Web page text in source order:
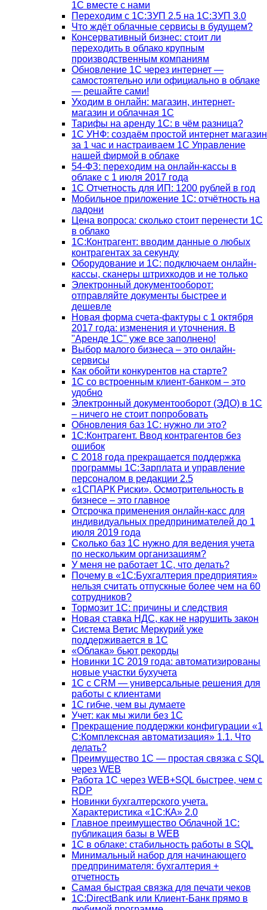
1С вместе с нами
Переходим с 1С:ЗУП 2.5 на 1С:ЗУП 3.0
Что ждёт облачные сервисы в будущем?
Консервативный бизнес: стоит ли
переходить в облако крупным
производственным компаниям
Обновление 1С через интернет —
самостоятельно или официально в облаке
— решайте сами!
Уходим в онлайн: магазин, интернет-
магазин и облачная 1С
Тарифы на аренду 1С: в чём разница?
1С УНФ: создаём простой интернет магазин
за 1 час и настраиваем 1С Управление
нашей фирмой в облаке
54-ФЗ: переходим на онлайн-кассы в
облаке с 1 июля 2017 года
1С Отчетность для ИП: 1200 рублей в год
Мобильное приложение 1С: отчётность на
ладони
Цена вопроса: сколько стоит перенести 1С
в облако
1С:Контрагент: вводим данные о любых
контрагентах за секунду
Оборудование и 1С: подключаем онлайн-
кассы, сканеры штрихкодов и не только
Электронный документооборот:
отправляйте документы быстрее и
дешевле
Новая форма счета-фактуры с 1 октября
2017 года: изменения и уточнения. В
"Аренде 1С" уже все заполнено!
Выбор малого бизнеса – это онлайн-
сервисы
Как обойти конкурентов на старте?
1C со встроенным клиент-банком – это
удобно
Электронный документооборот (ЭДО) в 1С
– ничего не стоит попробовать
Обновления баз 1С: нужно ли это?
1С:Контрагент. Ввод контрагентов без
ошибок
С 2018 года прекращается поддержка
программы 1С:Зарплата и управление
персоналом в редакции 2.5
«1СПАРК Риски». Осмотрительность в
бизнесе – это главное
Отсрочка применения онлайн-касс для
индивидуальных предпринимателей до 1
июля 2019 года
Сколько баз 1C нужно для ведения учета
по нескольким организациям?
У меня не работает 1С, что делать?
Почему в «1С:Бухгалтерия предприятия»
нельзя считать отпускные более чем на 60
сотрудников?
Тормозит 1C: причины и следствия
Новая ставка НДС, как не нарушить закон
Система Ветис Меркурий уже
поддерживается в 1С
«Облака» бьют рекорды
Новинки 1С 2019 года: автоматизированы
новые участки бухучета
1С с CRM — универсальные решения для
работы с клиентами
1С гибче, чем вы думаете
Учет: как мы жили без 1С
Прекращение поддержки конфигурации «1
С:Комплексная автоматизация» 1.1. Что
делать?
Преимущество 1С — простая связка с SQL
через WEB
Работа 1С через WEB+SQL быстрее, чем с
RDP
Новинки бухгалтерского учета.
Характеристика «1С:КА» 2.0
Главное преимущество Облачной 1С:
публикация базы в WEB
1С в облаке: стабильность работы в SQL
Минимальный набор для начинающего
предпринимателя: бухгалтерия +
отчетность
Самая быстрая связка для печати чеков
1С:DirectBank или Клиент-Банк прямо в